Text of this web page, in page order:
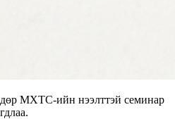
МХТС-ийн нээлттэй семинар